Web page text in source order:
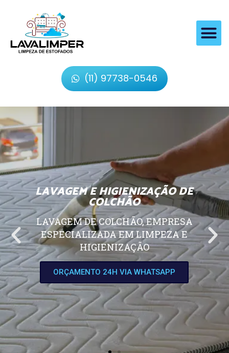
(11) 97738-0546
LAVAGEM E HIGIENIZAÇÃO DE
COLCHÃO
LAVAGEM DE COLCHÃO, EMPRESA
ESPECIALIZADA EM LIMPEZA E
HIGIENIZAÇÃO
ORÇAMENTO 24H VIA WHATSAPP